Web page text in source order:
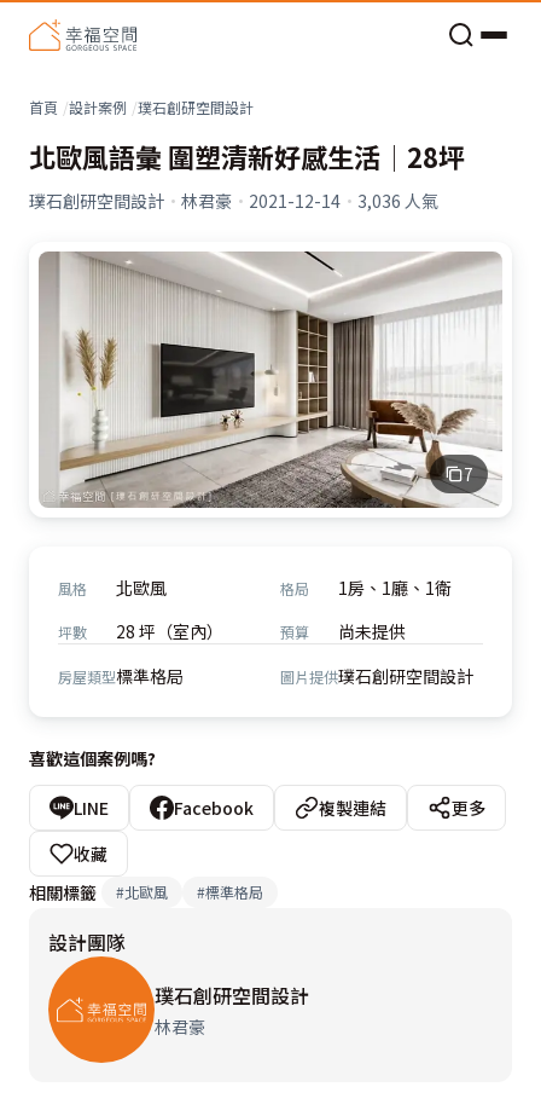
首頁 設計案例 璞石創研空間設計
北歐風語彙 圍塑清新好感生活│28坪
璞石創研空間設計 · 林君豪 · 2021-12-14 · 3,036 人氣
7
風格 北歐風 格局 1房、1廳、1衛
坪數 28 坪（室內） 預算 尚未提供
房屋類型標準格局 圖片提供璞石創研空間設計
喜歡這個案例嗎?
LINE Facebook 複製連結
更多
收藏
相關標籤
#北歐風 #標準格局
設計團隊
璞石創研空間設計
林君豪